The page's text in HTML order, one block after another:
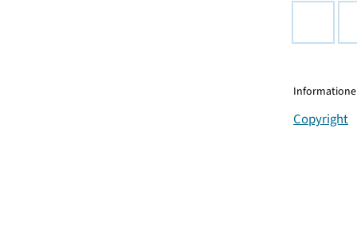
Copyright